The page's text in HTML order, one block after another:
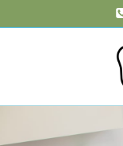
naar